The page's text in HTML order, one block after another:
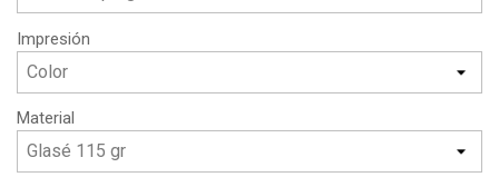
Impresión
Material